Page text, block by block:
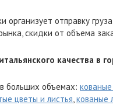
отправку
скидки от объема
качества в
больших объемах:
цветы и листья,кованые